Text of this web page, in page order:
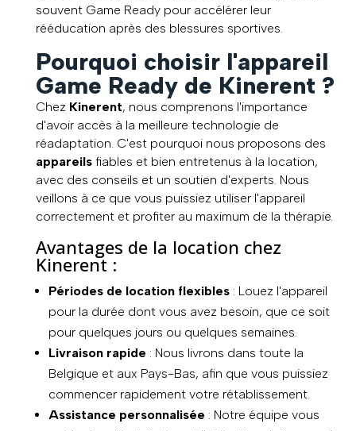
souvent Game Ready pour accélérer leur
rééducation après des blessures sportives.
Pourquoi choisir l'appareil
Game Ready de Kinerent ?
Chez Kinerent, nous comprenons l'importance
d'avoir accès à la meilleure technologie de
réadaptation. C'est pourquoi nous proposons des
appareilsfiables et bien entretenus à la location,
avec des conseils et un soutien d'experts. Nous
veillons à ce que vous puissiez utiliser l'appareil
correctement et profiter au maximum de la thérapie.
Avantages de la location chez
Kinerent :
Périodes de location flexibles: Louez l'appareil
pour la durée dont vous avez besoin, que ce soit
pour quelques jours ou quelques semaines.
Livraison rapide : Nous livrons dans toute la
Belgique et aux Pays-Bas, afin que vous puissiez
commencer rapidement votre rétablissement.
Assistance personnalisée : Notre équipe vous